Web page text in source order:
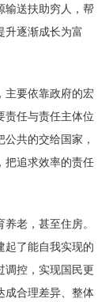
输送扶助穷人，帮
升逐渐成长为富
主要依靠政府的宏
责任与责任主体位
共的交给国家，
把追求效率的责任
老，甚至住房。
起了能自我实现的
调控，实现国民更
成合理差异、整体